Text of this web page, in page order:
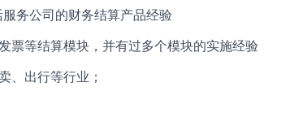
务公司的财务结算产品经验
票等结算模块，并有过多个模块的实施经验
、出行等行业；